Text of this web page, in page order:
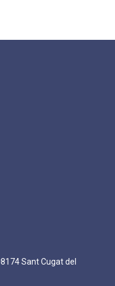
Sant Cugat del